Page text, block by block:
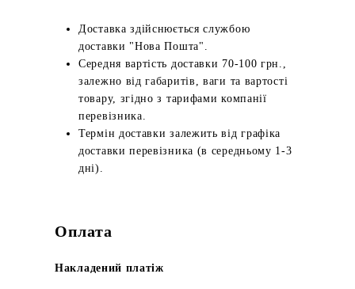
Доставка здійснюється службою
доставки "Нова Пошта".
Середня вартість доставки 70-100 грн.,
залежно від габаритів, ваги та вартості
товару, згідно з тарифами компанії
перевізника.
Термін доставки залежить від графіка
доставки перевізника (в середньому 1-3
дні).
Оплата
Накладений платіж